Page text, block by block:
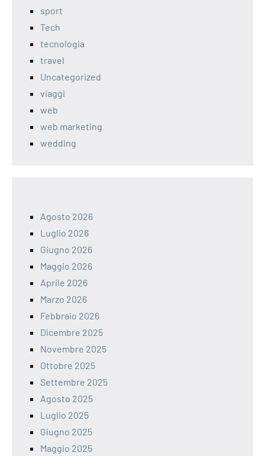
sport
Tech
tecnologia
travel
Uncategorized
viaggi
web
web marketing
wedding
Agosto 2026
Luglio 2026
Giugno 2026
Maggio 2026
Aprile 2026
Marzo 2026
Febbraio 2026
Dicembre 2025
Novembre 2025
Ottobre 2025
Settembre 2025
Agosto 2025
Luglio 2025
Giugno 2025
Maggio 2025